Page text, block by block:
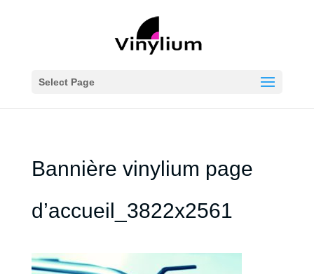
Select Page
Bannière vinylium page
d’accueil_3822x2561